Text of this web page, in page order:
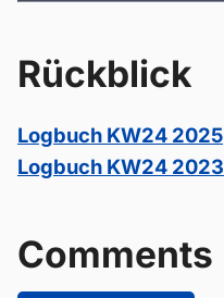
Rückblick
Logbuch KW24 2025
Logbuch KW24 2023
Comments